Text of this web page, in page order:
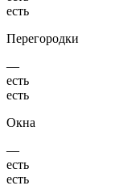
есть
Перегородки
—
есть
есть
Окна
—
есть
есть